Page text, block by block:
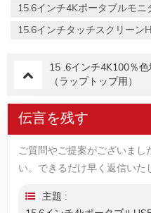
15.6インチ4Kポータブルモ
15.6インチタッチスクリーン
15 .6インチ4K100％
（ラップトップ用）
伝言を残す
ご質問やご提案がございまし
い。できるだけ早く返信いた
主題 :